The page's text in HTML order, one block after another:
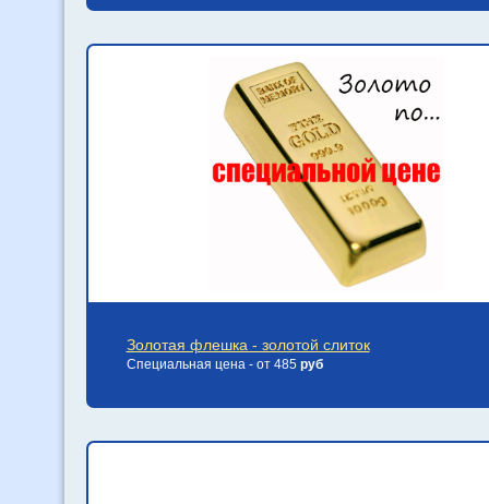
Золотая флешка - золотой слиток
Специальная цена - от 485 руб